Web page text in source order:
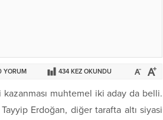
YORUM 434 KEZ OKUNDU
muhtemel iki aday da belli.
Erdoğan, diğer tarafta altı siyasi